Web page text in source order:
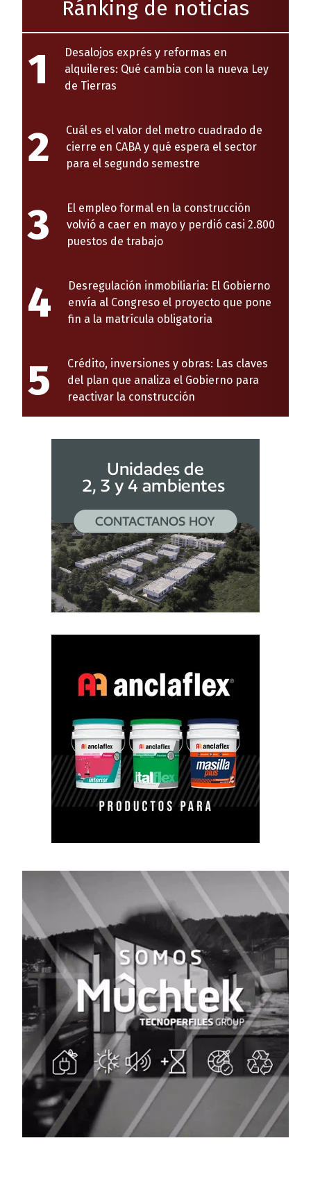
Ránking de noticias
1
Desalojos exprés y reformas en
alquileres: Qué cambia con la nueva Ley
de Tierras
2
Cuál es el valor del metro cuadrado de
cierre en CABA y qué espera el sector
para el segundo semestre
3
El empleo formal en la construcción
volvió a caer en mayo y perdió casi 2.800
puestos de trabajo
4
Desregulación inmobiliaria: El Gobierno
envía al Congreso el proyecto que pone
fin a la matrícula obligatoria
5
Crédito, inversiones y obras: Las claves
del plan que analiza el Gobierno para
reactivar la construcción